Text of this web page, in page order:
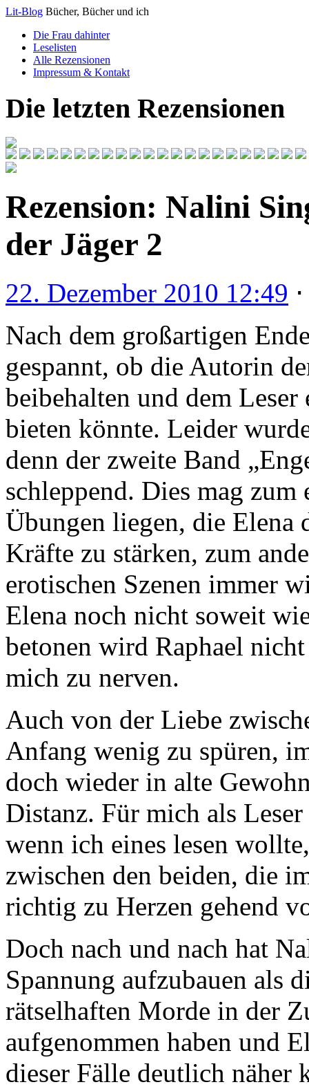
Lit-Blog Bücher, Bücher und ich
Die Frau dahinter
Leselisten
Alle Rezensionen
Impressum & Kontakt
Die letzten Rezensionen
Rezension: Nalini
der Jäger 2
22. Dezember 2010 12:49
Nach dem großartigen
gespannt, ob die Autorin
beibehalten und dem Leser
bieten könnte. Leider
denn der zweite Band
schleppend. Dies mag
Übungen liegen, die Elena
Kräfte zu stärken, zum
erotischen Szenen immer
Elena noch nicht soweit
betonen wird Raphael
mich zu nerven.
Auch von der Liebe
Anfang wenig zu spüren,
doch wieder in alte
Distanz. Für mich als
wenn ich eines lesen
zwischen den beiden, die
richtig zu Herzen gehend
Doch nach und nach hat
Spannung aufzubauen als
rätselhaften Morde in der
aufgenommen haben und
dieser Fälle deutlich näher